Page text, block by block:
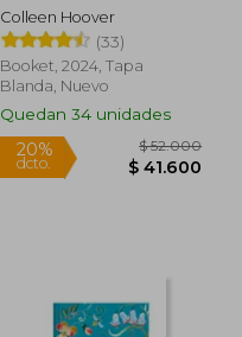
Rápido
Colleen Hoover
(33)
Booket, 2024, Tapa
Blanda, Nuevo
Quedan 34 unidades